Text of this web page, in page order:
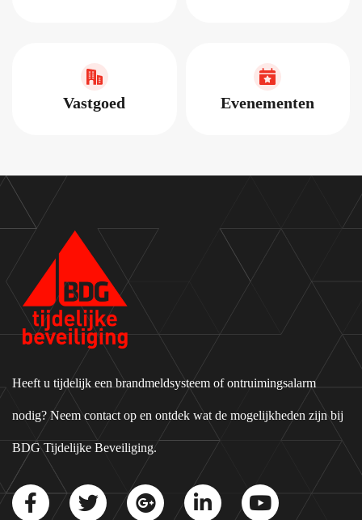
Vastgoed Evenementen
Heeft u tijdelijk een brandmeldsysteem of ontruimingsalarm
nodig? Neem contact op en ontdek wat de mogelijkheden zijn bij
BDG Tijdelijke Beveiliging.